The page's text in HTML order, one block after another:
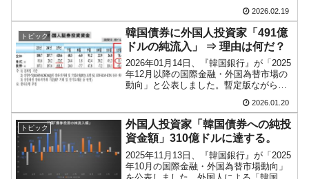
韓国･外為取引量「1日当たり1,214.4億ドル」
まで拡大 ⇒ 海外資金の動きに強く左右される状態
『Money1』
韓国･帰ってきた李在明。李在明を支持しな
い「50.5％」に上昇
『Money1』
韓国大統領府ボンクラ政策室長が告発された
⇒ 国家が行った恐るべき株価操作であり、空前の国政壟断
『Money1』
韓国･警察職員が「丸刈りになって抗議活
動」
『Money1』 中国だけが鉄鋼輸出を異常増加させる ⇒ 中
ンの売り越しです。さすがに売り過ぎだ
ろ――という話ですが、面白い現象が起
こっているので...
2026.02.19
トピック
韓国債券に外国人投資家「491億
ドルの純流入」 ⇒ 理由は何だ？
2026年01月14日、『韓国銀行』が「2025
年12月以降の国際金融・外国為替市場の
動向」と公表しました。暫定版ながら、
データが締まりました。この中に注目し
ておきたいデータがあります。外国人投
資家...
2026.01.20
トピック
外国人投資家「韓国債券への純投
資金額」310億ドルに達する。
2025年11月13日、『韓国銀行』が「2025
年10月の国際金融・外国為替市場動向」